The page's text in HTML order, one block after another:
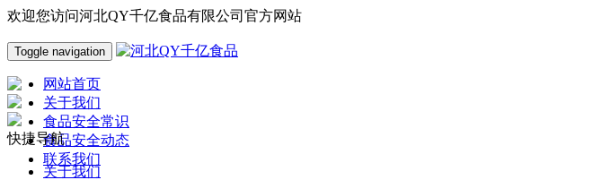
欢迎您访问河北QY千亿食品有限公司官方网站
Toggle navigation
网站首页
关于我们
食品安全常识
食品安全动态
联系我们
快捷导航
关于我们